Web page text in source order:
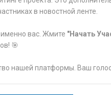
в новостной ленте.
именно вас. Жмите "Начать
🎯
нашей платформы. Ваш